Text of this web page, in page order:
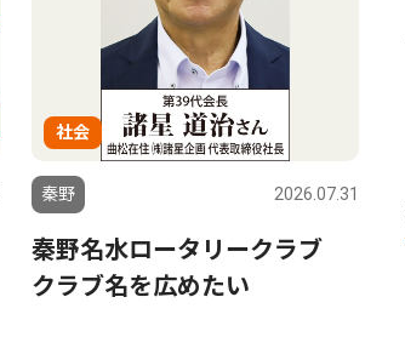
社会
秦野 2026.07.31
秦野名水ロータリークラブ
クラブ名を広めたい